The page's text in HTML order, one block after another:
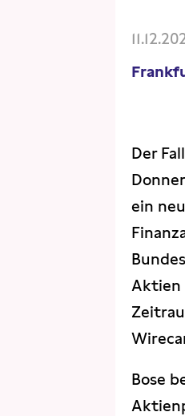
Der
ein
Aktien
Bose